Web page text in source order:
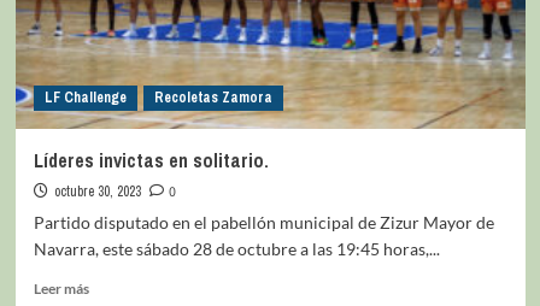
LF Challenge Recoletas Zamora
Líderes invictas en solitario.
octubre 30, 2023
0
Partido disputado en el pabellón municipal de Zizur Mayor de
Navarra, este sábado 28 de octubre a las 19:45 horas,...
Leer más